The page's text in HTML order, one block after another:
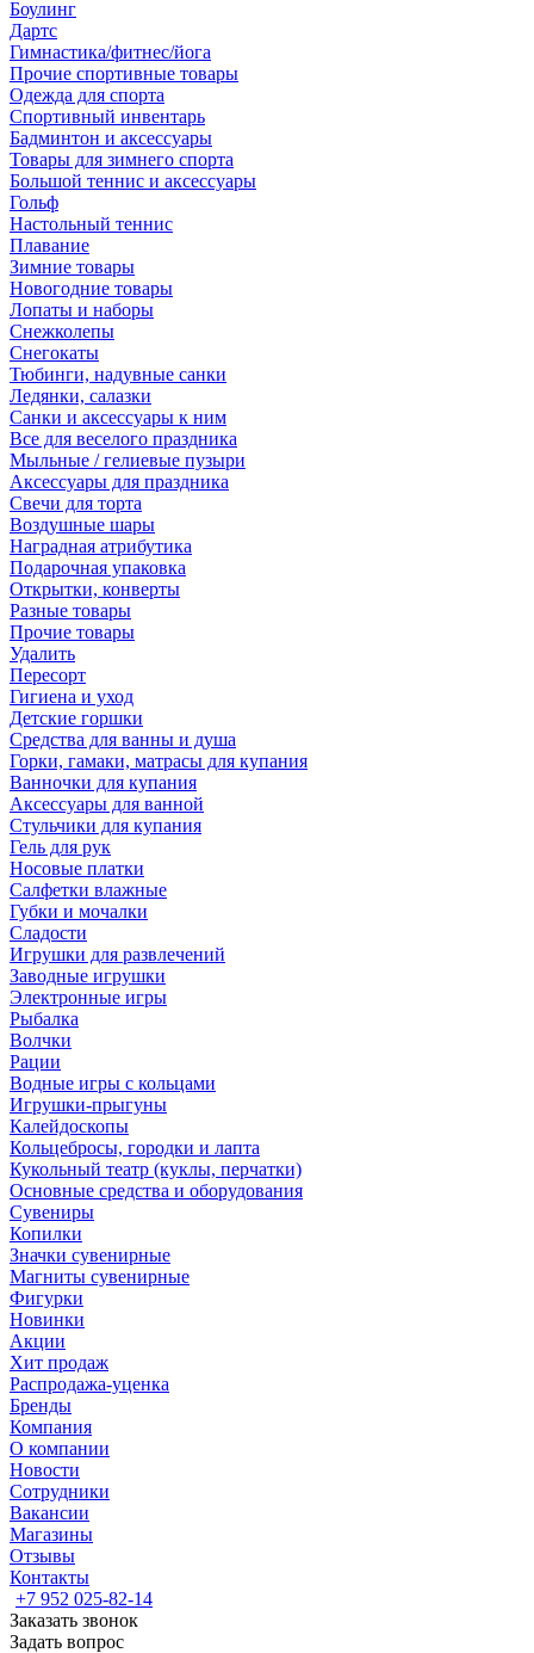
Боулинг
Дартс
Гимнастика/фитнес/йога
Прочие спортивные товары
Одежда для спорта
Спортивный инвентарь
Бадминтон и аксессуары
Товары для зимнего спорта
Большой теннис и аксессуары
Гольф
Настольный теннис
Плавание
Зимние товары
Новогодние товары
Лопаты и наборы
Снежколепы
Снегокаты
Тюбинги, надувные санки
Ледянки, салазки
Санки и аксессуары к ним
Все для веселого праздника
Мыльные / гелиевые пузыри
Аксессуары для праздника
Свечи для торта
Воздушные шары
Наградная атрибутика
Подарочная упаковка
Открытки, конверты
Разные товары
Прочие товары
Удалить
Пересорт
Гигиена и уход
Детские горшки
Средства для ванны и душа
Горки, гамаки, матрасы для купания
Ванночки для купания
Аксессуары для ванной
Стульчики для купания
Гель для рук
Носовые платки
Салфетки влажные
Губки и мочалки
Сладости
Игрушки для развлечений
Заводные игрушки
Электронные игры
Рыбалка
Волчки
Рации
Водные игры с кольцами
Игрушки-прыгуны
Калейдоскопы
Кольцебросы, городки и лапта
Кукольный театр (куклы, перчатки)
Основные средства и оборудования
Сувениры
Копилки
Значки сувенирные
Магниты сувенирные
Фигурки
Новинки
Акции
Хит продаж
Распродажа-уценка
Бренды
Компания
О компании
Новости
Сотрудники
Вакансии
Магазины
Отзывы
Контакты
+7 952 025-82-14
Заказать звонок
Задать вопрос